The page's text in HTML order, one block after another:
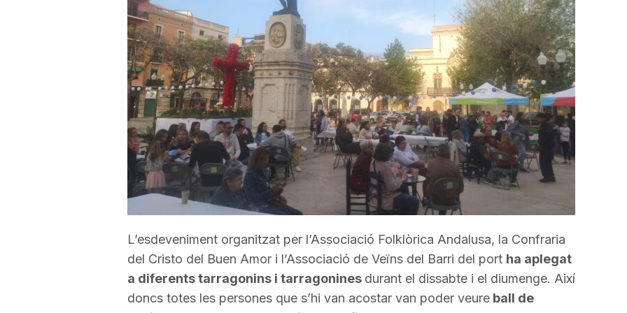
a
r
r
g
o
incrementar
o
disminuir
el
volum.
L’esdeveniment organitzat per l’Associació Folklòrica Andalusa, la Confraria
del Cristo del Buen Amor i l’Associació de Veïns del Barri del port ha aplegat
a diferents tarragonins i tarragonines durant el dissabte i el diumenge. Així
doncs totes les persones que s’hi van acostar van poder veureball de